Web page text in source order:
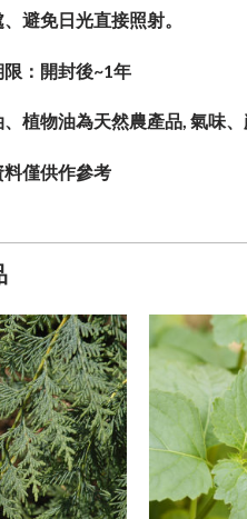
避免日光直接照射。
：開封後~1年
植物油為天然農產品, 氣味
料僅供作參考
加入
願望
清單